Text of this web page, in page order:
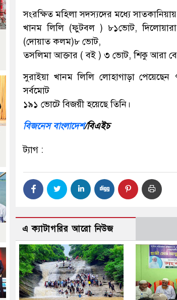
সংরক্ষিত মহিলা সদস্যদের মধ্যে
খানম লিলি (ফুটবল ) ৮১ভোট,
(দোয়াত কলম)৮ ভোট,
তসলিমা আক্তার ( বই ) ৩ ভোট, শিকু আরা
সুরাইয়া খানম লিলি লোহাগাড়া
সর্বমোট
১৯১ ভোটে বিজয়ী হয়েছে তিনি।
বিজনেস বাংলাদেশ/বিএইচ
ট্যাগ :
এ ক্যাটাগরির আরো নিউজ